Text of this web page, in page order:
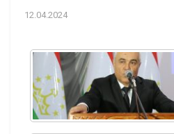
12.04.2024